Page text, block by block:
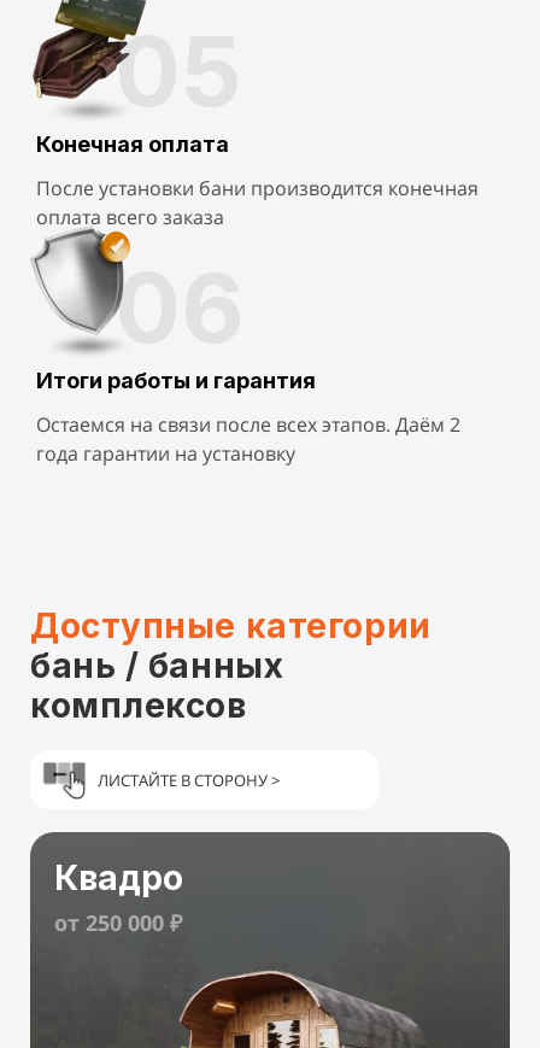
05
Конечная оплата
После установки бани производится конечная
оплата всего заказа
06
Итоги работы и гарантия
Остаемся на связи после всех этапов. Даём 2
года гарантии на установку
Доступные категории
бань / банных
комплексов
ЛИСТАЙТЕ В СТОРОНУ >
Квадро
от 250 000 ₽